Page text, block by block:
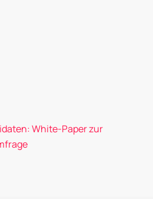
White-Paper zur